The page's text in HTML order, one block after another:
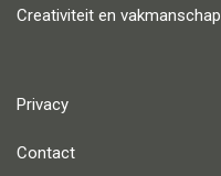
Creativiteit en vakmanschap
Privacy
Contact